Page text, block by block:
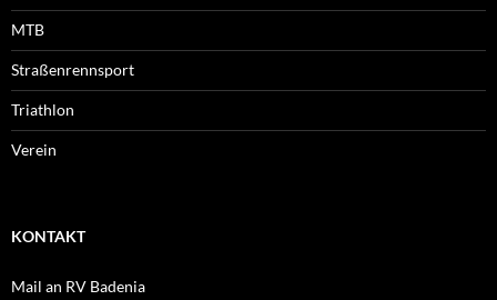
MTB
Straßenrennsport
Triathlon
Verein
KONTAKT
Mail an RV Badenia